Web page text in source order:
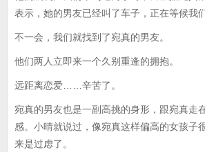
表示，她的男友已经叫了车子，正在等候我们
不一会，我们就找到了宛真的男友。
他们两人立即来一个久别重逄的拥抱。
远距离恋爱……辛苦了。
宛真的男友也是一副高挑的身形，跟宛真走
感。小晴就说过，像宛真这样偏高的女孩子
来是过虑了。